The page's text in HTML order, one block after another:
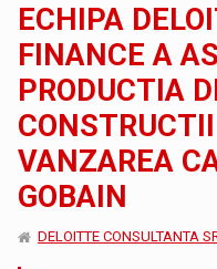
ECHIPA
FINANCE A
PRODUCTIA
VANZAREA
GOBAIN
DELOITTE CONSULTANTA